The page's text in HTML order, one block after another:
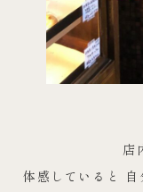
店
体感していると 自